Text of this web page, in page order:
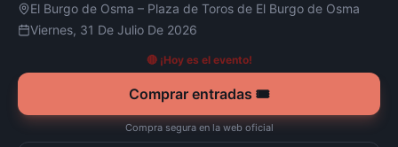
El Burgo de Osma – Plaza de Toros de El Burgo de Osma
Viernes, 31 De Julio De 2026
🔴 ¡Hoy es el evento!
Comprar entradas 🎟️
Compra segura en la web oficial